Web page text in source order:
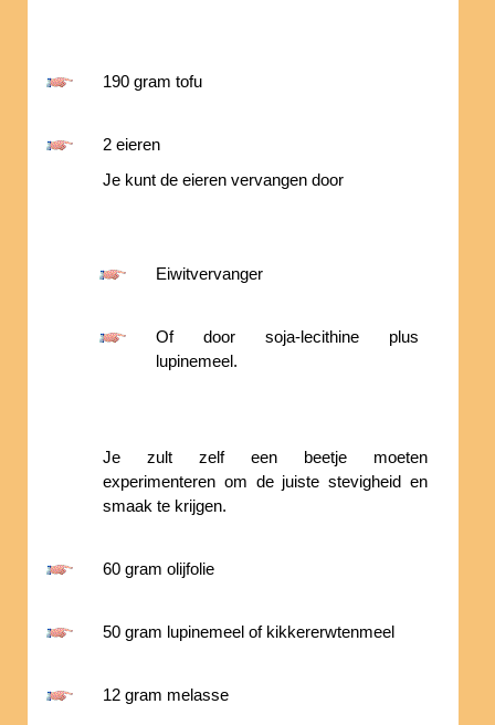
190 gram tofu
2 eieren
Je kunt de eieren vervangen door
Eiwitvervanger
Of door soja-lecithine plus
lupinemeel.
Je zult zelf een beetje moeten
experimenteren om de juiste stevigheid en
smaak te krijgen.
60 gram olijfolie
50 gram lupinemeel of kikkererwtenmeel
12 gram melasse